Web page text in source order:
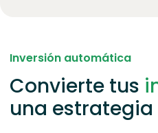
Inversión automática
Convierte tus
una